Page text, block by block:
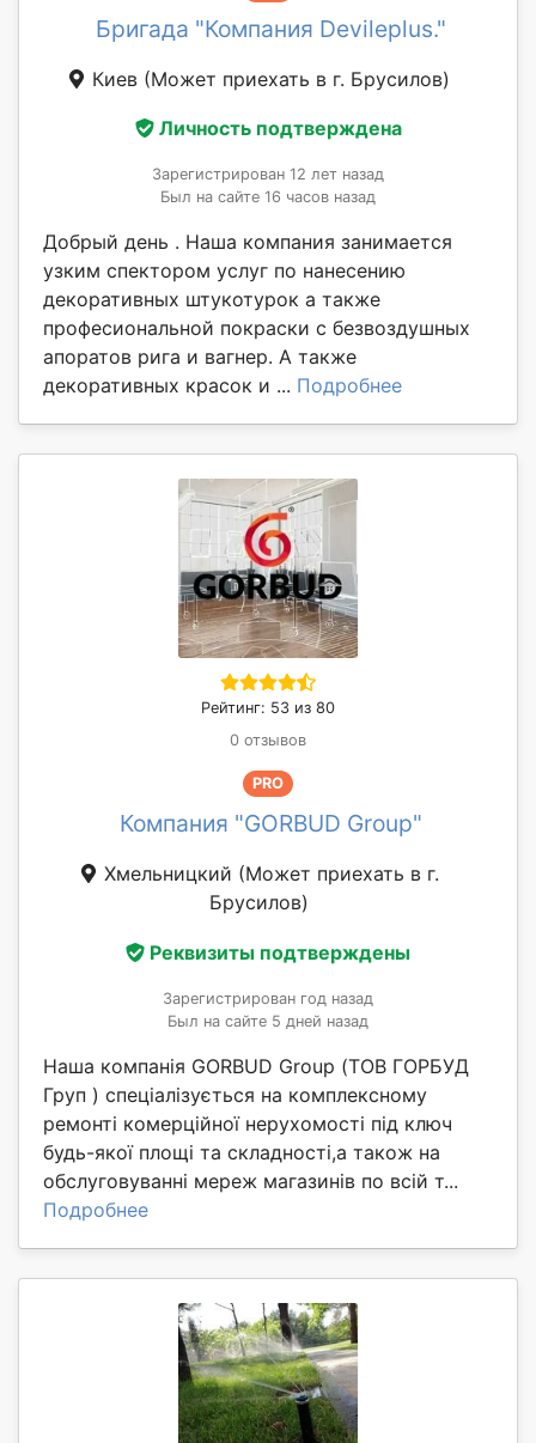
Бригада "Компания Devileplus."
Киев (Может приехать в г. Брусилов)
Личность подтверждена
Зарегистрирован 12 лет назад
Был на сайте 16 часов назад
Добрый день . Наша компания занимается
узким спектором услуг по нанесению
декоративных штукотурок а также
професиональной покраски с безвоздушных
апоратов рига и вагнер. А также
декоративных красок и ... Подробнее
Рейтинг: 53 из 80
0 отзывов
PRO
Компания "GORBUD Group"
Хмельницкий (Может приехать в г.
Брусилов)
Реквизиты подтверждены
Зарегистрирован год назад
Был на сайте 5 дней назад
Наша компанія GORBUD Group (ТОВ ГОРБУД
Груп ) спеціалізується на комплексному
ремонті комерційної нерухомості під ключ
будь-якої площі та складності,а також на
обслуговуванні мереж магазинів по всій т...
Подробнее